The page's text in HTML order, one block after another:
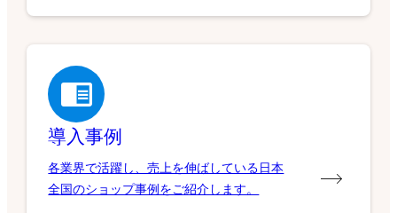
導入事例
各業界で活躍し、売上を伸ばしている日本
全国のショップ事例をご紹介します。